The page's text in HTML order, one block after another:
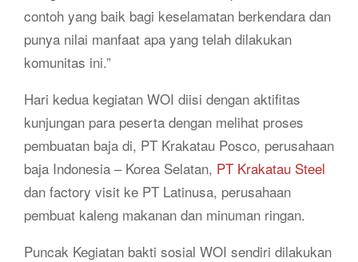
contoh yang baik bagi keselamatan berkendara dan
punya nilai manfaat apa yang telah dilakukan
komunitas ini.”
Hari kedua kegiatan WOI diisi dengan aktifitas
kunjungan para peserta dengan melihat proses
pembuatan baja di, PT Krakatau Posco, perusahaan
baja Indonesia – Korea Selatan, PT Krakatau Steel
dan factory visit ke PT Latinusa, perusahaan
pembuat kaleng makanan dan minuman ringan.
Puncak Kegiatan bakti sosial WOI sendiri dilakukan